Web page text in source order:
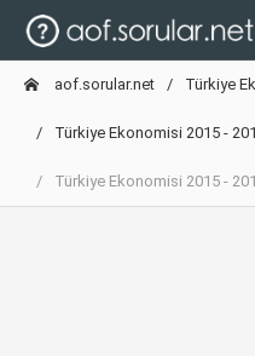
aof.sorular.net Türkiye
Türkiye Ekonomisi 2015 -
Türkiye Ekonomisi 2015 -